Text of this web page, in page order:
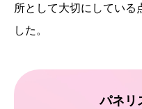
所として大切にしている
した。
パネリ